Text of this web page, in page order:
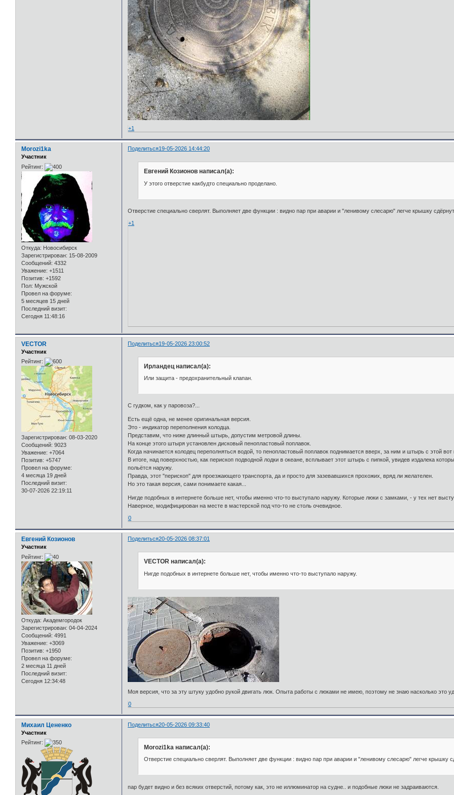
+1
Поделиться19-05-2026 14:44:20
Morozi1ka
Участник
Рейтинг:
Откуда: Новосибирск
Зарегистрирован: 15-08-2009
Сообщений: 4332
Уважение: +1511
Позитив: +1592
Пол: Мужской
Провел на форуме:
5 месяцев 15 дней
Последний визит:
Сегодня 11:48:16
Евгений Козионов написал(а):
У этого отверстие какбудто специально проделано.
Отверстие специально сверлят. Выполняет две функции : видно пар при аварии и "ленивому слесарю" легче крышку
+1
Поделиться19-05-2026 23:00:52
VECTOR
Участник
Рейтинг:
Зарегистрирован: 08-03-2020
Сообщений: 9023
Уважение: +7064
Позитив: +5747
Провел на форуме:
4 месяца 19 дней
Последний визит:
30-07-2026 22:19:11
Ирландец написал(а):
Или защита - предохранительный клапан.
С гудком, как у паровоза?...
Есть ещё одна, не менее оригинальная версия.
Это - индикатор переполнения колодца.
Представим, что ниже длинный штырь, допустим метровой длины.
На конце этого штыря установлен дисковый пенопластовый поплавок.
Когда начинается колодец переполняться водой, то пенопластовый поплавок поднимается вверх, за ним и штырь с этой вот
В итоге, над поверхностью, как перископ подводной лодки в океане, всплывает этот штырь с пипкой, увидев издалека
польётся наружу.
Правда, этот "перископ" для проезжающего транспорта, да и просто для зазевавшихся прохожих, вряд ли желателен.
Но это такая версия, сами понимаете какая...
Нигде подобных в интернете больше нет, чтобы именно что-то выступало наружу. Которые люки с замками, - у тех нет
Наверное, модифицирован на месте в мастерской под что-то не столь очевидное.
0
Поделиться20-05-2026 08:37:01
Евгений Козионов
Участник
Рейтинг:
Откуда: Академгородок
Зарегистрирован: 04-04-2024
Сообщений: 4991
Уважение: +3069
Позитив: +1950
Провел на форуме:
2 месяца 11 дней
Последний визит:
Сегодня 12:34:48
VECTOR написал(а):
Нигде подобных в интернете больше нет, чтобы именно что-то выступало наружу.
Моя версия, что за эту штуку удобно рукой двигать люк. Опыта работы с люками не имею, поэтому не знаю насколько это
0
Поделиться20-05-2026 09:33:40
Михаил Цененко
Участник
Рейтинг:
Morozi1ka написал(а):
Отверстие специально сверлят. Выполняет две функции : видно пар при аварии и "ленивому слесарю" легче крышку
пар будет видно и без всяких отверстий, потому как, это не иллюминатор на судне.. и подобные люки не задраиваются.